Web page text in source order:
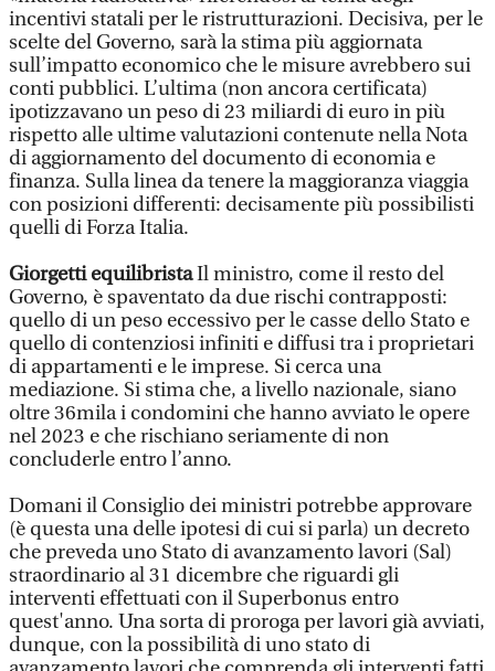
incentivi statali per le ristrutturazioni. Decisiva, per le
scelte del Governo, sarà la stima più aggiornata
sull’impatto economico che le misure avrebbero sui
conti pubblici. L’ultima (non ancora certificata)
ipotizzavano un peso di 23 miliardi di euro in più
rispetto alle ultime valutazioni contenute nella Nota
di aggiornamento del documento di economia e
finanza. Sulla linea da tenere la maggioranza viaggia
con posizioni differenti: decisamente più possibilisti
quelli di Forza Italia.
Giorgetti equilibristaIl ministro, come il resto del
Governo, è spaventato da due rischi contrapposti:
quello di un peso eccessivo per le casse dello Stato e
quello di contenziosi infiniti e diffusi tra i proprietari
di appartamenti e le imprese. Si cerca una
mediazione. Si stima che, a livello nazionale, siano
oltre 36mila i condomini che hanno avviato le opere
nel 2023 e che rischiano seriamente di non
concluderle entro l’anno.
Domani il Consiglio dei ministri potrebbe approvare
(è questa una delle ipotesi di cui si parla) un decreto
che preveda uno Stato di avanzamento lavori (Sal)
straordinario al 31 dicembre che riguardi gli
interventi effettuati con il Superbonus entro
quest'anno. Una sorta di proroga per lavori già avviati,
dunque, con la possibilità di uno stato di